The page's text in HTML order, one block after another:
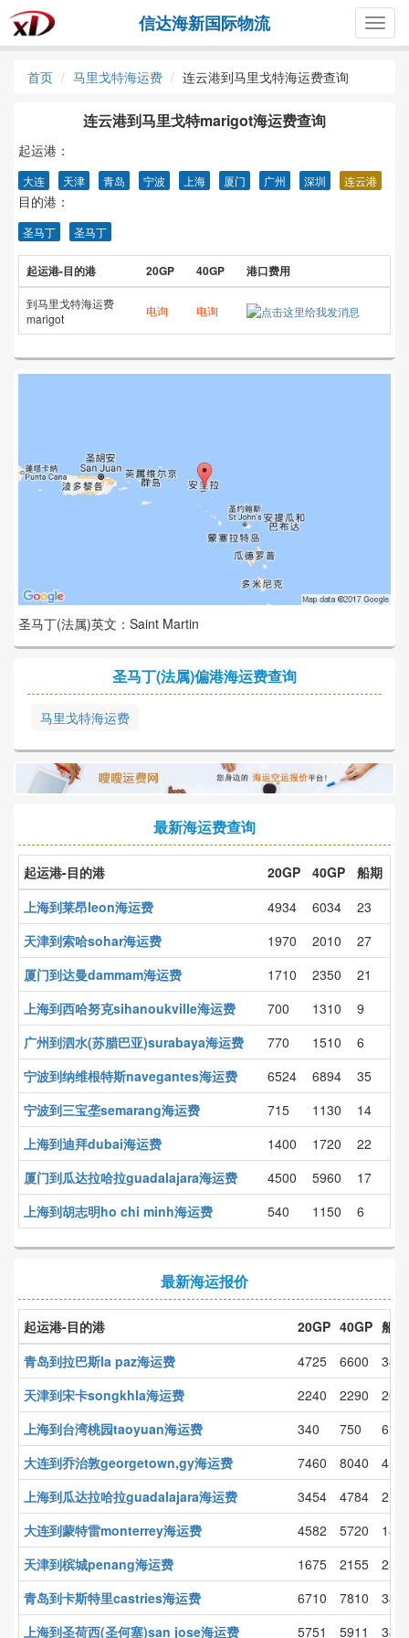
信达海新国际物流
首页 马里戈特海运费 连云港到马里戈特海运费查询
连云港到马里戈特marigot海运费查询
起运港：
大连 天津 青岛 宁波 上海 厦门 广州 深圳 连云港
目的港：
圣马丁 圣马丁
起运港-目的港 20GP 40GP 港口费用
到马里戈特海运费
marigot
电询 电询
圣马丁(法属)英文：Saint Martin
圣马丁(法属)偏港海运费查询
马里戈特海运费
最新海运费查询
起运港-目的港 20GP 40GP
船期
上海到莱昂leon海运费
4934 6034
23
天津到索哈sohar海运费
1970 2010
27
厦门到达曼dammam海运费
1710 2350
21
上海到西哈努克sihanoukville海运费
700 1310
9
广州到泗水(苏腊巴亚)surabaya海运费
770 1510
6
宁波到纳维根特斯navegantes海运费
6524 6894
35
宁波到三宝垄semarang海运费
715 1130
14
上海到迪拜dubai海运费
1400 1720
22
厦门到瓜达拉哈拉guadalajara海运费
4500 5960
17
上海到胡志明ho chi minh海运费
540 1150 6
最新海运报价
起运港-目的港 20GP 40GP 船期
青岛到拉巴斯la paz海运费
4725 6600
34
天津到宋卡songkhla海运费
2240 2290
20
上海到台湾桃园taoyuan海运费
340 750
6
大连到乔治敦georgetown,gy海运费
7460 8040
41
上海到瓜达拉哈拉guadalajara海运费
3454 4784
21
大连到蒙特雷monterrey海运费
4582 5720
18
天津到槟城penang海运费
1675 2155
23
青岛到卡斯特里castries海运费
6710 7810
34
上海到圣荷西(圣何塞)san jose海运费
5751 5911 34